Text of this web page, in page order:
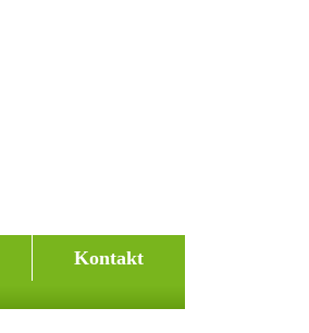
Kontakt